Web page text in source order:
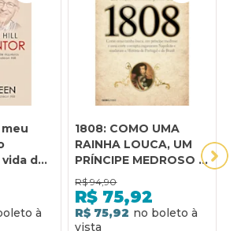
de
1808: COMO UMA
RAINHA LOUCA, UM
PRÍNCIPE MEDROSO E
UMA CORTE
CORRUPTA
ENGANARAM
NAPOLEÃO E
R$ 94,90
R$ 75,92
R$ 75,92